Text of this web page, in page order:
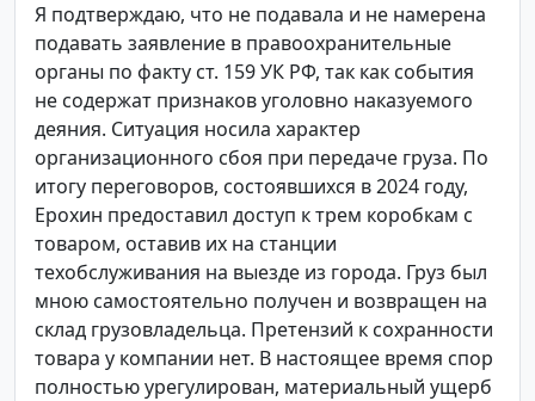
Я подтверждаю, что не подавала и не намерена
подавать заявление в правоохранительные
органы по факту ст. 159 УК РФ, так как события
не содержат признаков уголовно наказуемого
деяния. Ситуация носила характер
организационного сбоя при передаче груза. По
итогу переговоров, состоявшихся в 2024 году,
Ерохин предоставил доступ к трем коробкам с
товаром, оставив их на станции
техобслуживания на выезде из города. Груз был
мною самостоятельно получен и возвращен на
склад грузовладельца. Претензий к сохранности
товара у компании нет. В настоящее время спор
полностью урегулирован, материальный ущерб